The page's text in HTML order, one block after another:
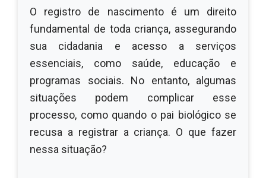
O registro de nascimento é um direito
fundamental de toda criança, assegurando
sua cidadania e acesso a serviços
essenciais, como saúde, educação e
programas sociais. No entanto, algumas
situações podem complicar esse
processo, como quando o pai biológico se
recusa a registrar a criança. O que fazer
nessa situação?